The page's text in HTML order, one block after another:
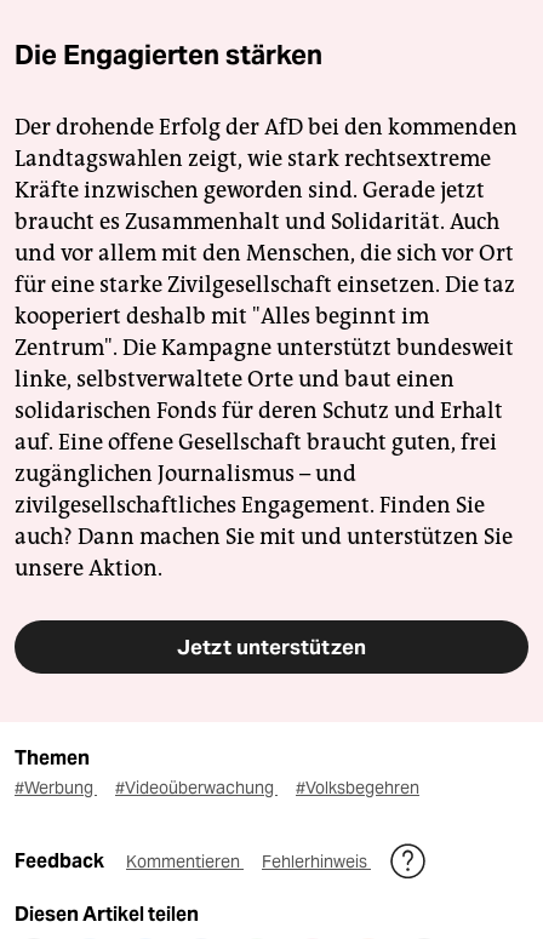
Die Engagierten stärken
Der drohende Erfolg der AfD bei den kommenden
Landtagswahlen zeigt, wie stark rechtsextreme
Kräfte inzwischen geworden sind. Gerade jetzt
braucht es Zusammenhalt und Solidarität. Auch
und vor allem mit den Menschen, die sich vor Ort
für eine starke Zivilgesellschaft einsetzen. Die taz
kooperiert deshalb mit "Alles beginnt im
Zentrum". Die Kampagne unterstützt bundesweit
linke, selbstverwaltete Orte und baut einen
solidarischen Fonds für deren Schutz und Erhalt
auf. Eine offene Gesellschaft braucht guten, frei
zugänglichen Journalismus – und
zivilgesellschaftliches Engagement. Finden Sie
auch? Dann machen Sie mit und unterstützen Sie
unsere Aktion.
Jetzt unterstützen
Themen
#Werbung #Videoüberwachung #Volksbegehren
Feedback Kommentieren Fehlerhinweis
Diesen Artikel teilen